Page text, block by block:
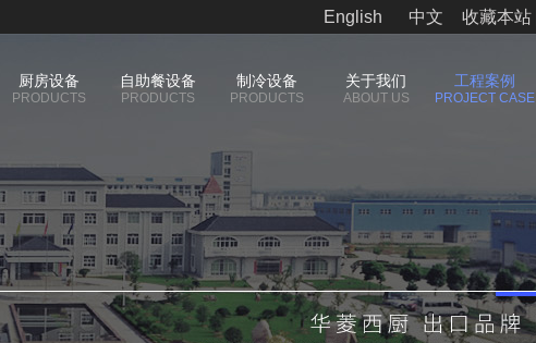
English 中文 收藏本站
厨房设备
PRODUCTS
自助餐设备
PRODUCTS
制冷设备
PRODUCTS
关于我们
ABOUT US
工程案例
PROJECT CASE